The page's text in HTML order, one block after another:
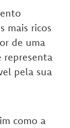
mais ricos
de uma
pela sua
como a